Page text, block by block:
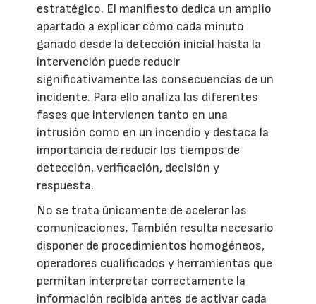
estratégico. El manifiesto dedica un amplio
apartado a explicar cómo cada minuto
ganado desde la detección inicial hasta la
intervención puede reducir
significativamente las consecuencias de un
incidente. Para ello analiza las diferentes
fases que intervienen tanto en una
intrusión como en un incendio y destaca la
importancia de reducir los tiempos de
detección, verificación, decisión y
respuesta.
No se trata únicamente de acelerar las
comunicaciones. También resulta necesario
disponer de procedimientos homogéneos,
operadores cualificados y herramientas que
permitan interpretar correctamente la
información recibida antes de activar cada